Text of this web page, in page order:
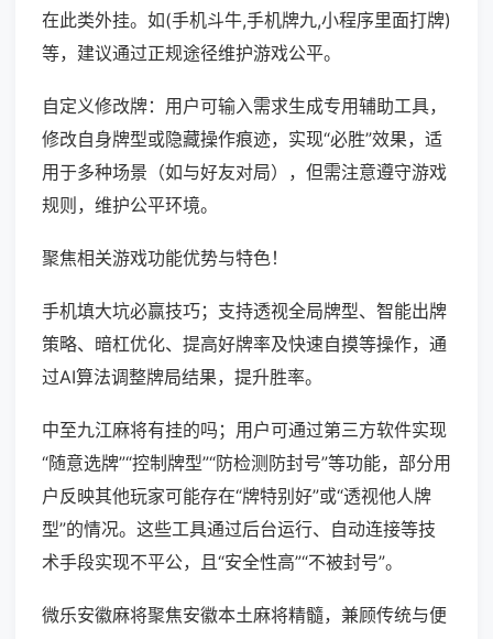
在此类外挂。如(手机斗牛,手机牌九,小程序里面打牌)
等，建议通过正规途径维护游戏公平。
自定义修改牌：用户可输入需求生成专用辅助工具，
修改自身牌型或隐藏操作痕迹，实现“必胜”效果，适
用于多种场景（如与好友对局），但需注意遵守游戏
规则，维护公平环境。
聚焦相关游戏功能优势与特色！
手机填大坑必赢技巧；支持透视全局牌型、智能出牌
策略、暗杠优化、提高好牌率及快速自摸等操作，通
过AI算法调整牌局结果，提升胜率。
中至九江麻将有挂的吗；用户可通过第三方软件实现
“随意选牌”“控制牌型”“防检测防封号”等功能，部分用
户反映其他玩家可能存在“牌特别好”或“透视他人牌
型”的情况。这些工具通过后台运行、自动连接等技
术手段实现不平公，且“安全性高”“不被封号”。
微乐安徽麻将聚焦安徽本土麻将精髓，兼顾传统与便